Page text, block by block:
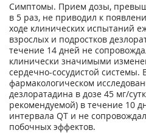
Симптомы. Прием дозы,
в 5 раз, не приводил к
ходе клинических испытаний
взрослых и подростков
течение 14 дней не
клинически значимыми
сердечно-сосудистой системы.
фармакологическом
дезлоратадина в дозе 45 мг/
рекомендуемой) в течение 10
интервала QT и не
побочных эффектов.